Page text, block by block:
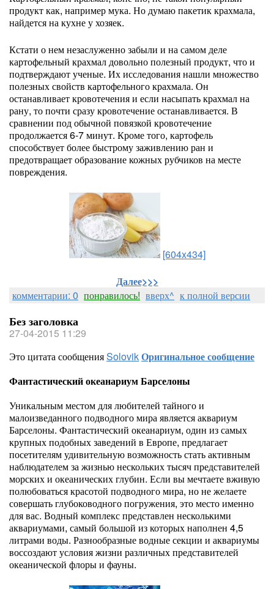
продукт как, например мука. Но думаю пакетик крахмала,
найдется на кухне у хозяек.
Кстати о нем незаслуженно забыли и на самом деле
картофельный крахмал довольно полезный продукт, что и
подтверждают ученые. Их исследования нашли множество
полезных свойств картофельного крахмала. Он
останавливает кровотечения и если насыпать крахмал на
рану, то почти сразу кровотечение останавливается. В
сравнении под обычной повязкой кровотечение
продолжается 6-7 минут. Кроме того, картофель
способствует более быстрому заживлению ран и
предотвращает образование кожных рубчиков на месте
повреждения.
[604x434]
Далее>>>
комментарии: 0 понравилось! вверх^ к полной версии
Без заголовка
27-04-2015 11:29
Это цитата сообщенияSolovikОригинальное сообщение
Фантастический океанариум Барселоны
Уникальным местом для любителей тайного и
малоизведанного подводного мира является аквариум
Барселоны. Фантастический океанариум, один из самых
крупных подобных заведений в Европе, предлагает
посетителям удивительную возможность стать активным
наблюдателем за жизнью нескольких тысяч представителей
морских и океанических глубин. Если вы мечтаетевживую
полюбоваться красотой подводного мира, но не желаете
совершать глубоководного погружения, это место именно
для вас. Водный комплекс представлен несколькими
аквариумами, самый большой из которых наполнен 4,5
литрами воды. Разнообразные водные секции и аквариумы
воссоздают условия жизни различных представителей
океанической флоры и фауны.